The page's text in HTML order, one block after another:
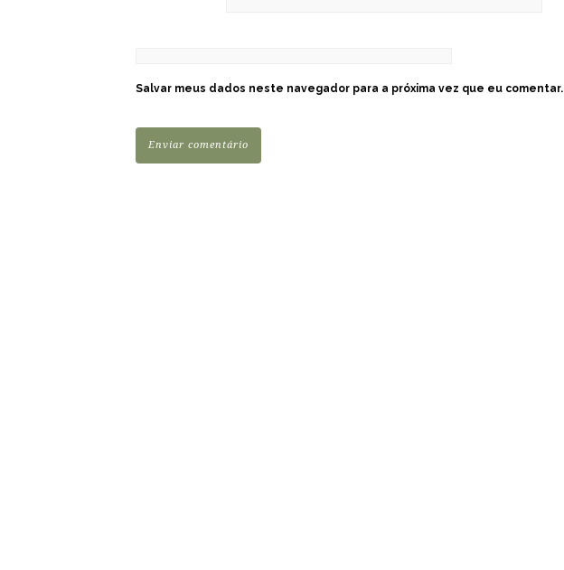
Salvar meus dados neste navegador para a próxima vez que eu comentar.